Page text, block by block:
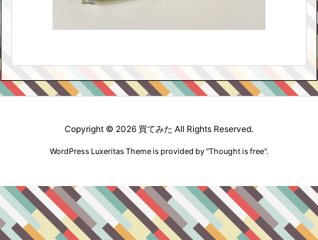
Copyright © 2026 買てみた All Rights Reserved.
WordPress Luxeritas Theme is provided by "Thought is free".